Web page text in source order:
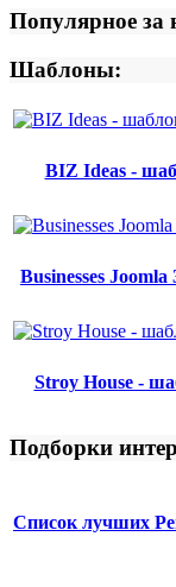
Популярное за
Шаблоны:
BIZ Ideas -
Businesses
Stroy House -
Подборки
Список лучших